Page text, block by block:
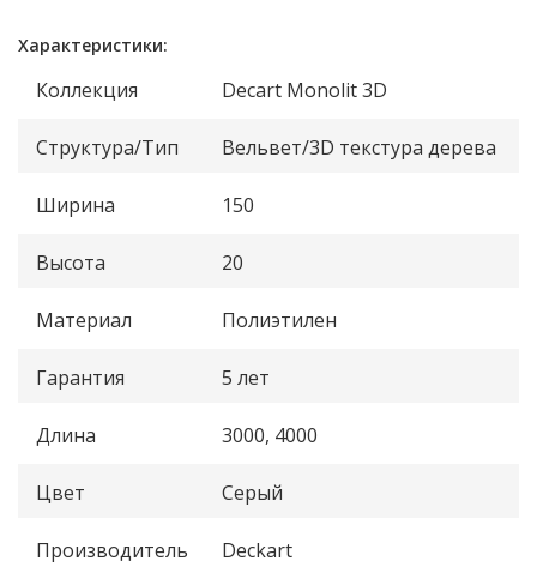
Характеристики:
Коллекция Decart Monolit 3D
Структура/Тип Вельвет/3D текстура дерева
Ширина 150
Высота 20
Материал Полиэтилен
Гарантия 5 лет
Длина 3000, 4000
Цвет Серый
Производитель Deckart